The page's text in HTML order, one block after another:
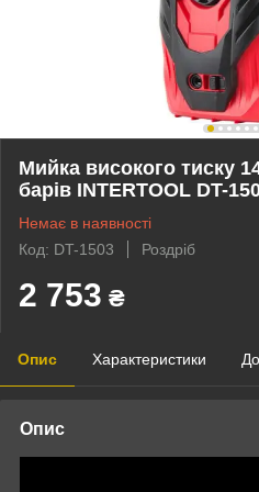
Мийка високого тиску
барів INTERTOOL DT-
Немає в наявності
Код: DT-1503
Роздріб
2 753 ₴
Опис Характеристики
Опис